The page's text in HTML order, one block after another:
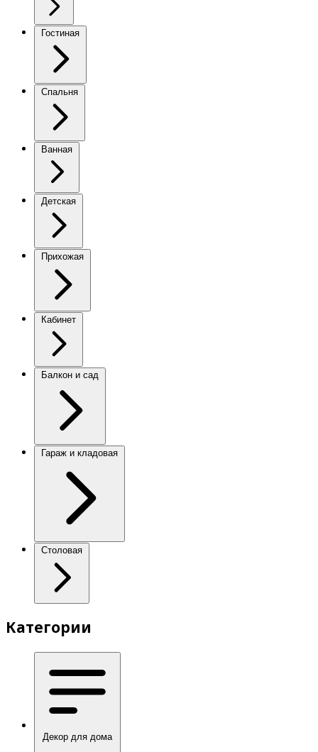
Гостиная
Спальня
Ванная
Детская
Прихожая
Кабинет
Балкон и сад
Гараж и кладовая
Столовая
Категории
Декор для дома